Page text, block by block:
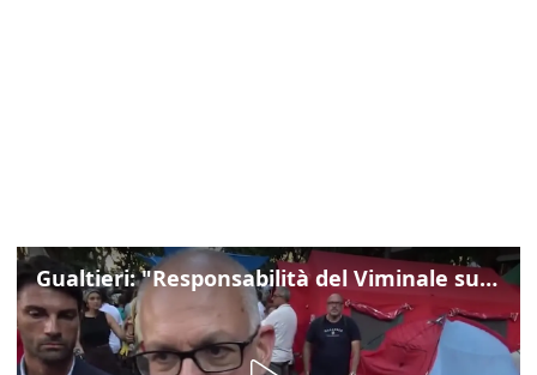
Gualtieri: "Responsabilità del Viminale su Spin Time? La posizione dei partiti è nota"